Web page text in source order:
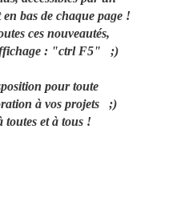
bas de chaque page !
ces nouveautés,
: "ctrl F5" ;)
pour toute
à vos projets ;)
toutes et à tous !